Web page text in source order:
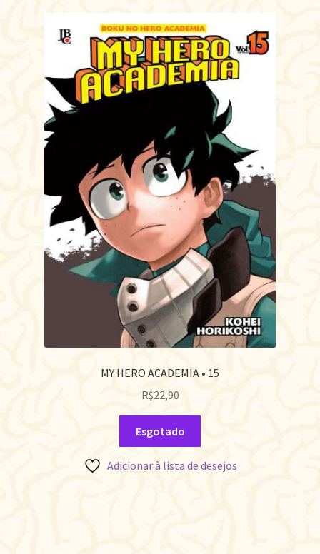
MY HERO ACADEMIA • 15
R$22,90
Esgotado
Adicionar à lista de desejos